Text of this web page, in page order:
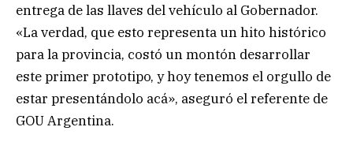
entrega de las llaves del vehículo al Gobernador.
«La verdad, que esto representa un hito histórico
para la provincia, costó un montón desarrollar
este primer prototipo, y hoy tenemos el orgullo de
estar presentándolo acá», aseguró el referente de
GOU Argentina.